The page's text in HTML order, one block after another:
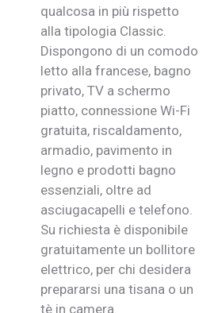
qualcosa in più rispetto
alla tipologia Classic.
Dispongono di un comodo
letto alla francese, bagno
privato, TV a schermo
piatto, connessione Wi-Fi
gratuita, riscaldamento,
armadio, pavimento in
legno e prodotti bagno
essenziali, oltre ad
asciugacapelli e telefono.
Su richiesta è disponibile
gratuitamente un bollitore
elettrico, per chi desidera
prepararsi una tisana o un
tè in camera.